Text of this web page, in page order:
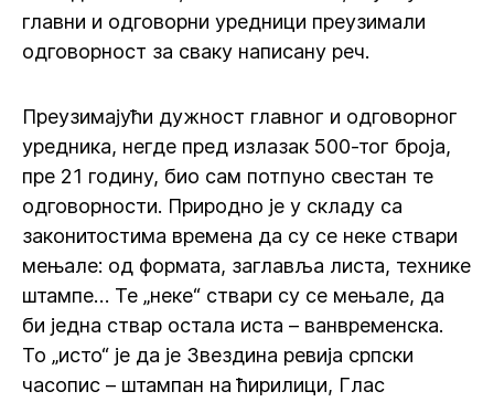
главни и одговорни уредници преузимали
одговорност за сваку написану реч.
Преузимајући дужност главног и одговорног
уредника, негде пред излазак 500-тог броја,
пре 21 годину, био сам потпуно свестан те
одговорности. Природно је у складу са
законитостима времена да су се неке ствари
мењале: од формата, заглавља листа, технике
штампе… Те „неке“ ствари су се мењале, да
би једна ствар остала иста – ванвременска.
То „исто“ је да је Звездина ревија српски
часопис – штампан на ћирилици, Глас